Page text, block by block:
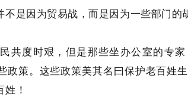
是因为贸易战，而是因为一些部门的
共度时艰，但是那些坐办公室的专
政策。这些政策美其名曰保护老百姓
！